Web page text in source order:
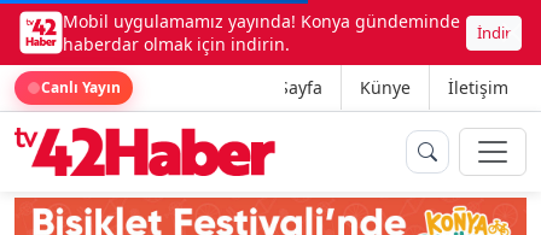
Mobil uygulamamız yayında! Konya gündeminde
haberdar olmak için indirin.
İndir
Canlı Yayın Ana Sayfa Künye İletişim